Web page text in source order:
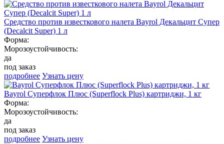
Средство против известкового налета Bayrol Декальцит Супер
(Decalcit Super) 1 л
Форма:
Морозоустойчивость:
да
под заказ
подробнее Узнать цену
Bayrol Суперфлок Плюс (Superflock Plus) картриджи, 1 кг
Форма:
Морозоустойчивость:
да
под заказ
подробнее Узнать цену